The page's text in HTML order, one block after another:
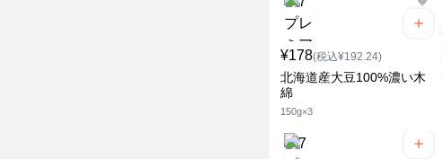
¥178(税込¥192.24)
北海道産大豆100%濃い木
綿
150g×3